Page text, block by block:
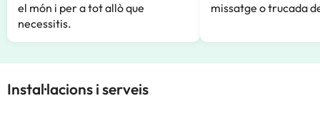
el món i per a tot allò que
necessitis.
missatge o trucada
Instal·lacions i serveis